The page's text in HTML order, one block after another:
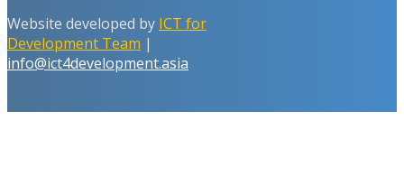
Website developed by ICT for
Development Team |
info@ict4development.asia